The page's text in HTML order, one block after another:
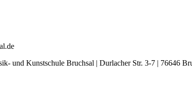
und Kunstschule Bruchsal | Durlacher Str. 3-7 | 76646